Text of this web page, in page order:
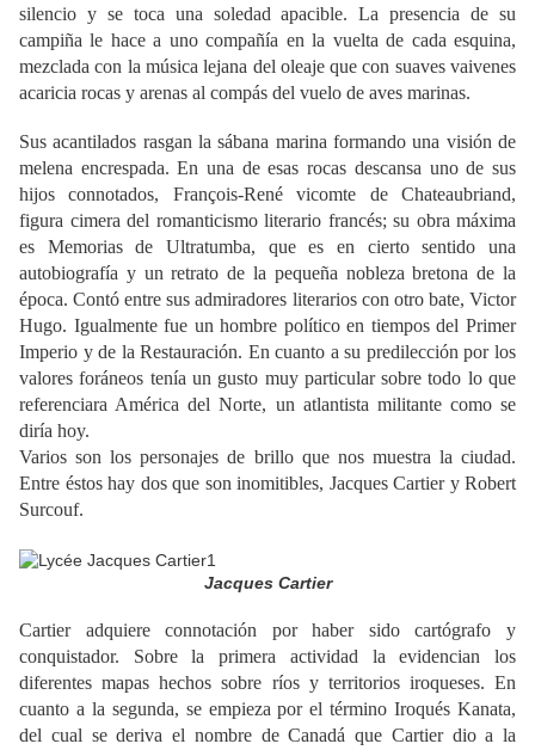
silencio y se toca una soledad apacible. La presencia de su
campiña le hace a uno compañía en la vuelta de cada esquina,
mezclada con la música lejana del oleaje que con suaves vaivenes
acaricia rocas y arenas al compás del vuelo de aves marinas.
Sus acantilados rasgan la sábana marina formando una visión de
melena encrespada. En una de esas rocas descansa uno de sus
hijos connotados, François-René vicomte de Chateaubriand,
figura cimera del romanticismo literario francés; su obra máxima
es Memorias de Ultratumba, que es en cierto sentido una
autobiografía y un retrato de la pequeña nobleza bretona de la
época. Contó entre sus admiradores literarios con otro bate, Victor
Hugo. Igualmente fue un hombre político en tiempos del Primer
Imperio y de la Restauración. En cuanto a su predilección por los
valores foráneos tenía un gusto muy particular sobre todo lo que
referenciara América del Norte, un atlantista militante como se
diría hoy.
Varios son los personajes de brillo que nos muestra la ciudad.
Entre éstos hay dos que son inomitibles, Jacques Cartier y Robert
Surcouf.
Jacques Cartier
Cartier adquiere connotación por haber sido cartógrafo y
conquistador. Sobre la primera actividad la evidencian los
diferentes mapas hechos sobre ríos y territorios iroqueses. En
cuanto a la segunda, se empieza por el término Iroqués Kanata,
del cual se deriva el nombre de Canadá que Cartier dio a la